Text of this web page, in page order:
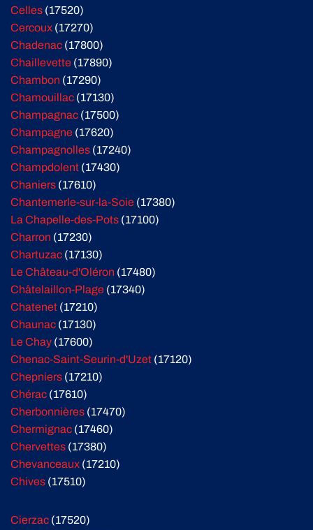
Celles (17520)
Cercoux (17270)
Chadenac (17800)
Chaillevette (17890)
Chambon (17290)
Chamouillac (17130)
Champagnac (17500)
Champagne (17620)
Champagnolles (17240)
Champdolent (17430)
Chaniers (17610)
Chantemerle-sur-la-Soie (17380)
La Chapelle-des-Pots (17100)
Charron (17230)
Chartuzac (17130)
Le Château-d'Oléron (17480)
Châtelaillon-Plage (17340)
Chatenet (17210)
Chaunac (17130)
Le Chay (17600)
Chenac-Saint-Seurin-d'Uzet (17120)
Chepniers (17210)
Chérac (17610)
Cherbonnières (17470)
Chermignac (17460)
Chervettes (17380)
Chevanceaux (17210)
Chives (17510)
Cierzac (17520)